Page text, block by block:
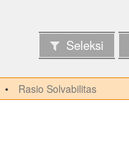
Seleksi
Rasio Solvabilitas